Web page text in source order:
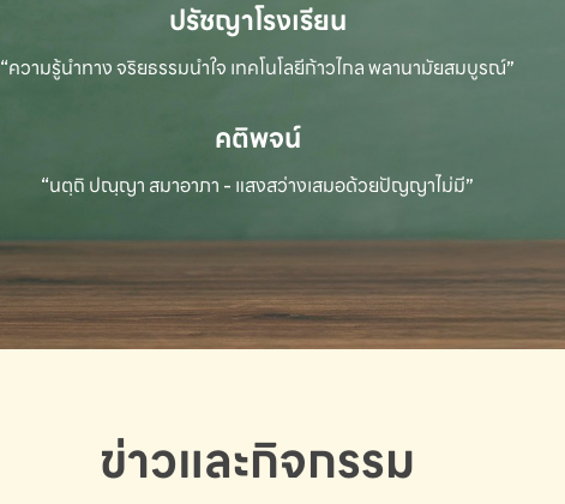
ปรัชญาโรงเรียน
“ความรู้นำทาง จริยธรรมนำใจ เทคโนโลยีก้าวไกลพลานามัยสมบูรณ์”
คติพจน์
“นตฺถิ ปณฺญา สมาอาภา - แสงสว่างเสมอด้วยปัญญาไม่มี”
ข่าวและกิจกรรม